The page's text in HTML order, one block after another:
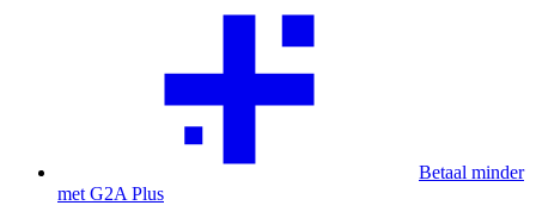
Betaal minder
met G2A Plus